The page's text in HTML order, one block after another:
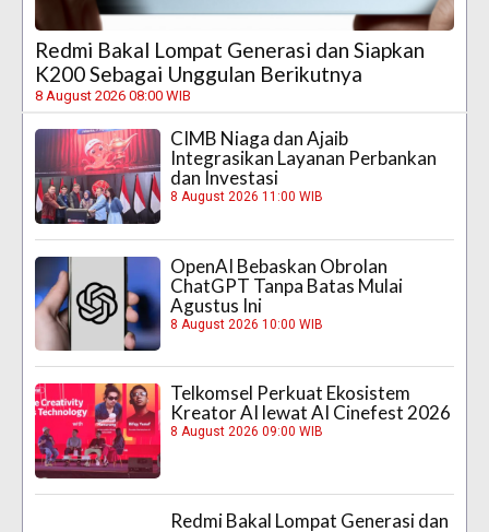
Redmi Bakal Lompat Generasi dan Siapkan
K200 Sebagai Unggulan Berikutnya
8 August 2026 08:00 WIB
CIMB Niaga dan Ajaib
Integrasikan Layanan Perbankan
dan Investasi
8 August 2026 11:00 WIB
OpenAI Bebaskan Obrolan
ChatGPT Tanpa Batas Mulai
Agustus Ini
8 August 2026 10:00 WIB
Telkomsel Perkuat Ekosistem
Kreator AI lewat AI Cinefest 2026
8 August 2026 09:00 WIB
Redmi Bakal Lompat Generasi dan